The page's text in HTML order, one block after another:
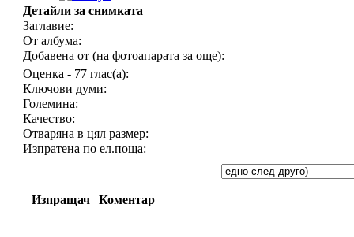
Детайли за снимката
Заглавие:
От албума:
Добавена от (на фотоапарата за още):
Оценка - 77 глас(а):
Ключови думи:
Големина:
Качество:
Отваряна в цял размер:
Изпратена по ел.поща:
Изпращач Коментар